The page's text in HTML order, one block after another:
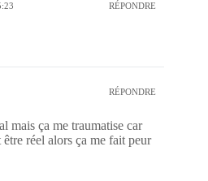
RÉPONDRE
RÉPONDRE
mais ça me traumatise car
réel alors ça me fait peur